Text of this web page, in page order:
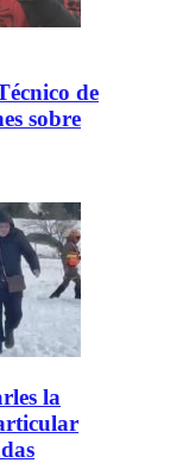
de
sobre
la